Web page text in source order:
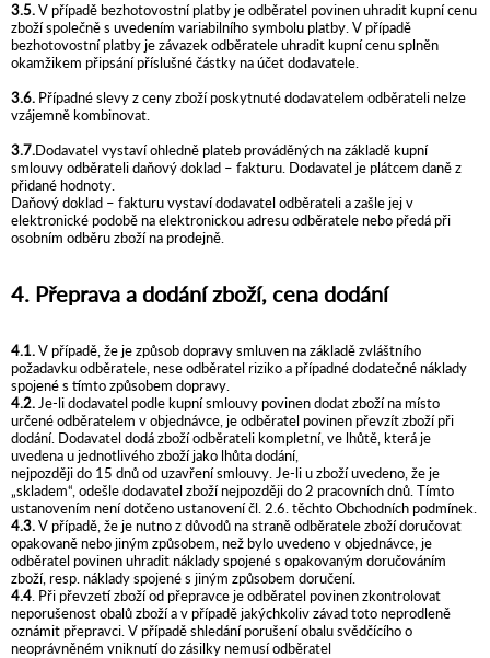
3.5.V případě bezhotovostní platby je odběratel povinen uhradit kupní cenu
zboží společně s uvedením variabilního symbolu platby. V případě
bezhotovostní platby je závazek odběratele uhradit kupní cenu splněn
okamžikem připsání příslušné částky na účet dodavatele.
3.6. Případné slevy z ceny zboží poskytnuté dodavatelem odběrateli nelze
vzájemně kombinovat.
3.7.Dodavatel vystaví ohledně plateb prováděných na základě kupní
smlouvy odběrateli daňový doklad – fakturu. Dodavatel je plátcem daně z
přidané hodnoty.
Daňový doklad – fakturu vystaví dodavatel odběrateli a zašle jej v
elektronické podobě na elektronickou adresu odběratele nebo předá při
osobním odběru zboží na prodejně.
4. Přeprava a dodání zboží, cena dodání
4.1.V případě, že je způsob dopravy smluven na základě zvláštního
požadavku odběratele, nese odběratel riziko a případné dodatečné náklady
spojené s tímto způsobem dopravy.
4.2. Je-li dodavatel podle kupní smlouvy povinen dodat zboží na místo
určené odběratelem v objednávce, je odběratel povinen převzít zboží při
dodání. Dodavatel dodá zboží odběrateli kompletní, ve lhůtě, která je
uvedena u jednotlivého zboží jako lhůta dodání,
nejpozději do 15 dnů od uzavření smlouvy. Je-li u zboží uvedeno, že je
„skladem“, odešle dodavatel zboží nejpozději do 2 pracovních dnů. Tímto
ustanovením není dotčeno ustanovení čl. 2.6. těchto Obchodních podmínek.
4.3.V případě, že je nutno z důvodů na straně odběratele zboží doručovat
opakovaně nebo jiným způsobem, než bylo uvedeno v objednávce, je
odběratel povinen uhradit náklady spojené s opakovaným doručováním
zboží, resp. náklady spojené s jiným způsobem doručení.
4.4 . Při převzetí zboží od přepravce je odběratel povinen zkontrolovat
neporušenost obalů zboží a v případě jakýchkoliv závad toto neprodleně
oznámit přepravci. V případě shledání porušení obalu svědčícího o
neoprávněném vniknutí do zásilky nemusí odběratel